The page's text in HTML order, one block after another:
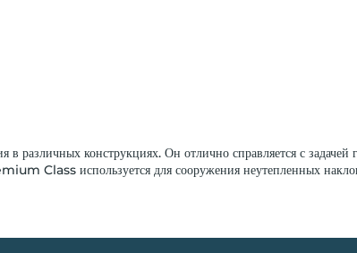
конструкциях. Он отлично справляется с задачей
Class используется для сооружения неутепленных